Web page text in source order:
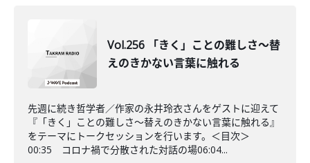
Vol.256 「きく」ことの難しさ～替
えのきかない言葉に触れる
先週に続き哲学者／作家の永井玲衣さんをゲストに迎えて
『「きく」ことの難しさ～替えのきかない言葉に触れる』
をテーマにトークセッションを行います。＜目次＞
00:35 コロナ禍で分散された対話の場06:04...